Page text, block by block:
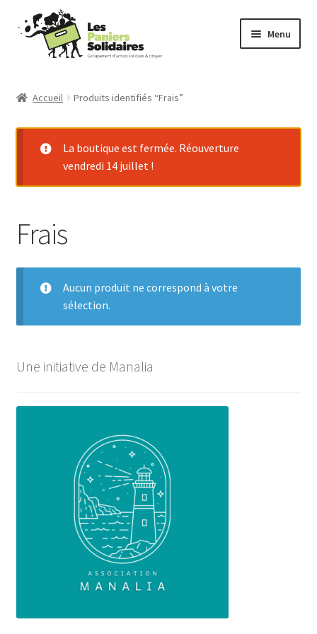
Aller
Aller
contenu
Menu
Mode d’emploi
Qui sommes-nous ?
Actu
Contact
Connexion
Accueil Produits identifiés “Frais”
La boutique est fermée. Réouverture
vendredi 14 juillet !
Frais
Aucun produit ne correspond à votre
sélection.
Une initiative de Manalia